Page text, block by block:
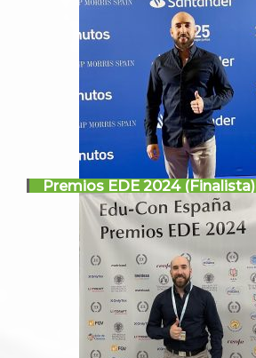
Premios EDE 2024 (Finalista)